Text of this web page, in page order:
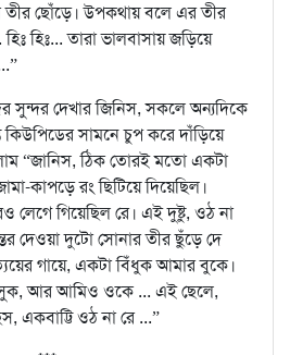
ছোঁড়ে। উপকথায় বলে এর তীর
হিঃ... তারা ভালবাসায় জড়িয়ে
দেখার জিনিস, সকলে অন্যদিকে
সামনে চুপ করে দাঁড়িয়ে
“জানিস, ঠিক তোরই মতো একটা
কাপড়ে রং ছিটিয়ে দিয়েছিল।
লেগে গিয়েছিল রে। এই দুষ্টু, ওঠ না
দেওয়া দুটো সোনার তীর ছুঁড়ে দে
গায়ে, একটা বিঁধুক আমার বুকে।
আর আমিও ওকে ... এই ছেলে,
একবাট্টি ওঠ না রে ...”